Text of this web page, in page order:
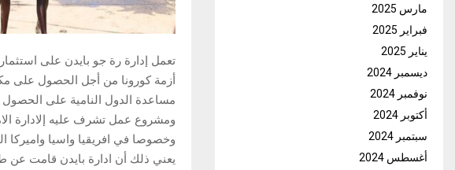
تعمل إدارة رة جو بايدن على
أزمة كورونا من أجل الحصول على
مساعدة الدول النامية على الحصول
ومشروع عمل تشرف عليه إلادارة
وخصوصا في افريقيا واسيا واميركا
يعني ذلك أن ادارة بايدن قامت
مارس 2025
فبراير 2025
يناير 2025
ديسمبر 2024
نوفمبر 2024
أكتوبر 2024
سبتمبر 2024
أغسطس 2024